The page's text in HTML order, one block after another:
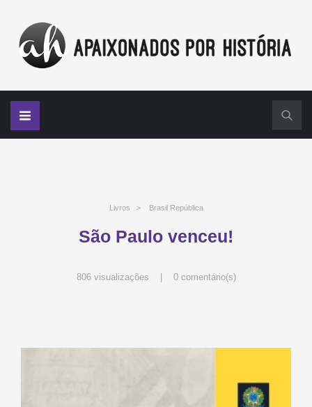
Livros > Brasil República
São Paulo venceu!
806 visualizações | 0 comentário(s)